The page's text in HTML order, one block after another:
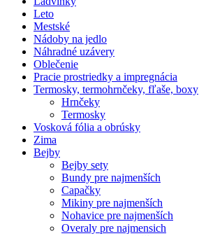
Leto
Mestské
Nádoby na jedlo
Náhradné uzávery
Oblečenie
Pracie prostriedky a impregnácia
Termosky, termohrnčeky, fľaše, boxy
Hrnčeky
Termosky
Vosková fólia a obrúsky
Zima
Bejby
Bejby sety
Bundy pre najmenších
Capačky
Mikiny pre najmenších
Nohavice pre najmenších
Overaly pre najmensich